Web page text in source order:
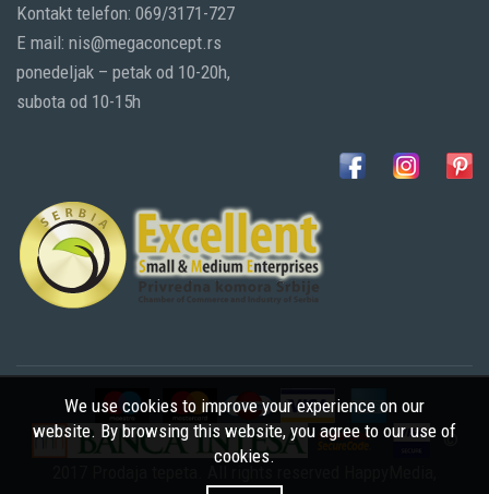
Kontakt telefon: 069/3171-727
E mail: nis@megaconcept.rs
ponedeljak – petak od 10-20h,
subota od 10-15h
©
We use cookies to improve your experience on our
website. By browsing this website, you agree to our use of
cookies.